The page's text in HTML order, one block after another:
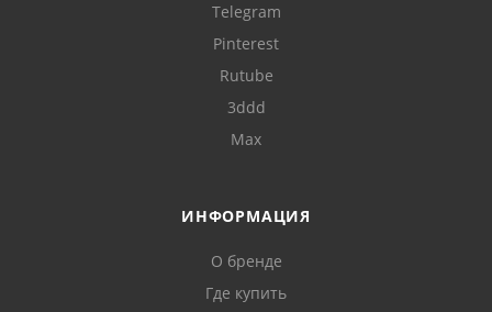
Telegram
Pinterest
Rutube
3ddd
Max
ИНФОРМАЦИЯ
О бренде
Где купить